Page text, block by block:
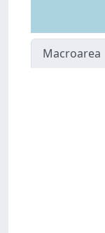
Macroarea